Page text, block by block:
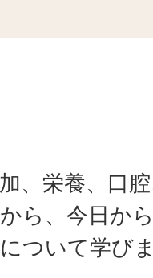
、栄養、口
ら、今日か
ついて学び